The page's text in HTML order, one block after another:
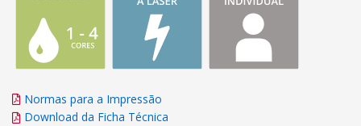
Normas para a Impressão
Download da Ficha Técnica